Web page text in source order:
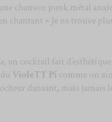
chanson punk métal
chantant « Je ne trouve
, un cocktail fait
VioleTT Pi comme on
dansant, mais jamais